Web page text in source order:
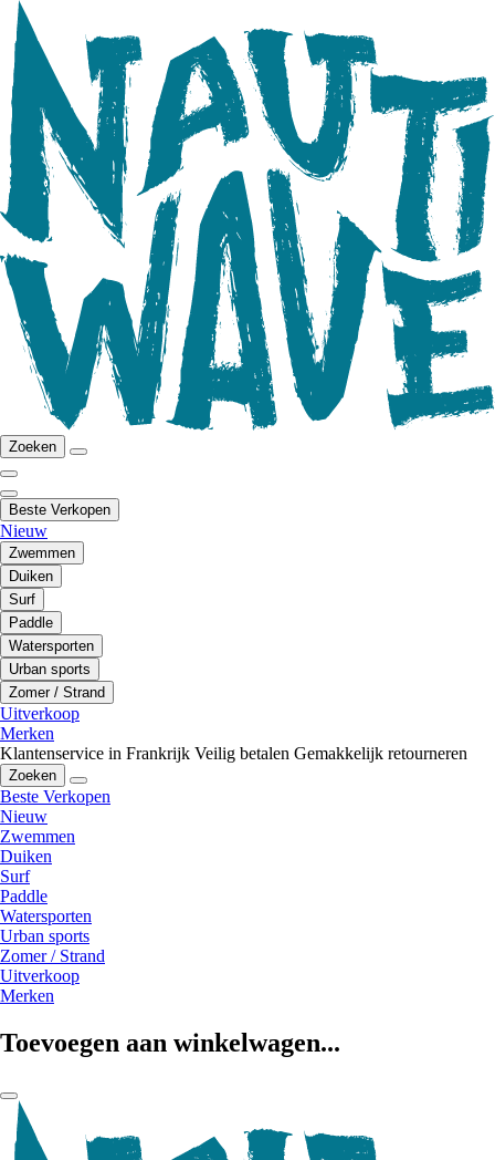
Zoeken
Beste Verkopen
Nieuw
Zwemmen
Duiken
Surf
Paddle
Watersporten
Urban sports
Zomer / Strand
Uitverkoop
Merken
Klantenservice in Frankrijk Veilig betalen Gemakkelijk retourneren
Zoeken
Beste Verkopen
Nieuw
Zwemmen
Duiken
Surf
Paddle
Watersporten
Urban sports
Zomer / Strand
Uitverkoop
Merken
Toevoegen aan winkelwagen...